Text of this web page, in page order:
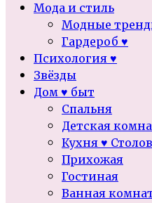
Мода и стиль
Модные
Гардероб ♥
Психология ♥
Звёзды
Дом ♥ быт
Спальня
Детская
Кухня ♥
Прихожая
Гостиная
Ванная